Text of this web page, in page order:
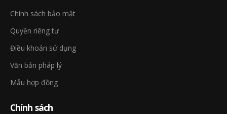
Chính sách bảo mật
Quyền riêng tư
Điều khoản sử dụng
Văn bản pháp lý
Mẫu hợp đồng
Chính sách